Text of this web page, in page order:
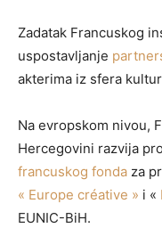
Zadatak Francuskog
uspostavljanje
akterima iz sfera
Na evropskom nivou,
Hercegovini razvija
francuskog fonda za
« Europe créative » i «
EUNIC-BiH.